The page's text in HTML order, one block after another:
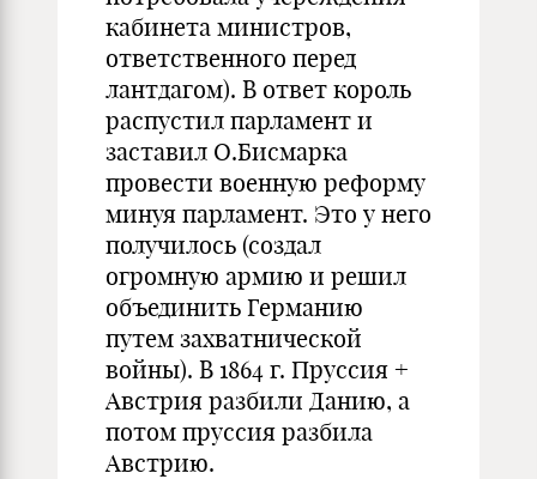
кабинета министров,
ответственного перед
лантдагом). В ответ король
распустил парламент и
заставил О.Бисмарка
провести военную реформу
минуя парламент. Это у него
получилось (создал
огромную армию и решил
объединить Германию
путем захватнической
войны). В 1864 г. Пруссия +
Австрия разбили Данию, а
потом пруссия разбила
Австрию.